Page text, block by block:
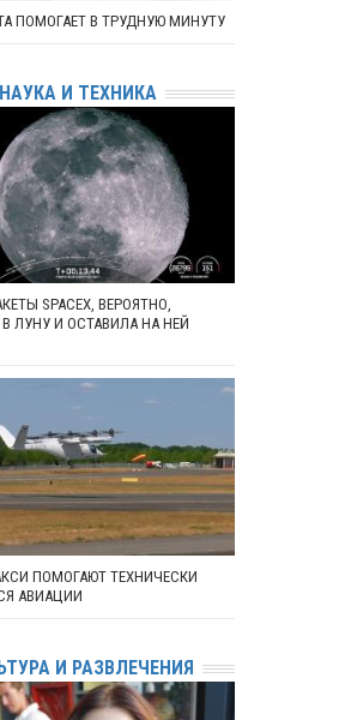
ПОМОГАЕТ В ТРУДНУЮ МИНУТУ
НАУКА И ТЕХНИКА
SPACEX, ВЕРОЯТНО,
ЛУНУ И ОСТАВИЛА НА НЕЙ
ПОМОГАЮТ ТЕХНИЧЕСКИ
АВИАЦИИ
И РАЗВЛЕЧЕНИЯ